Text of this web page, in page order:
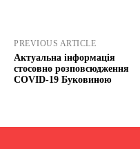
PREVIOUS ARTICLE
Актуальна інформація
стосовно розповсюдження
COVID-19 Буковиною